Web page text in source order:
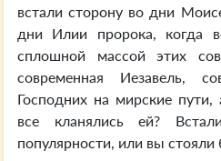
встали сторону во дни
дни Илии пророка, когда
сплошной массой этих
современная Иезавель,
Господних на мирские
все кланялись ей?
популярности, или вы